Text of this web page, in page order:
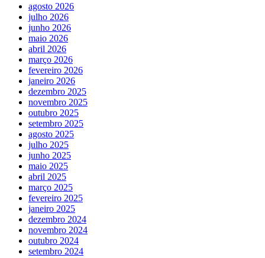
agosto 2026
julho 2026
junho 2026
maio 2026
abril 2026
março 2026
fevereiro 2026
janeiro 2026
dezembro 2025
novembro 2025
outubro 2025
setembro 2025
agosto 2025
julho 2025
junho 2025
maio 2025
abril 2025
março 2025
fevereiro 2025
janeiro 2025
dezembro 2024
novembro 2024
outubro 2024
setembro 2024